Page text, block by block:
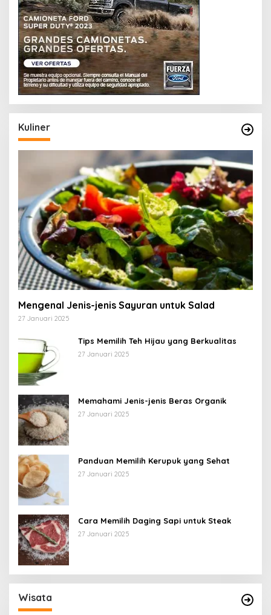
Kuliner
Mengenal Jenis-jenis Sayuran untuk Salad
27 Januari 2025
Tips Memilih Teh Hijau yang Berkualitas
27 Januari 2025
Memahami Jenis-jenis Beras Organik
27 Januari 2025
Panduan Memilih Kerupuk yang Sehat
27 Januari 2025
Cara Memilih Daging Sapi untuk Steak
27 Januari 2025
Wisata